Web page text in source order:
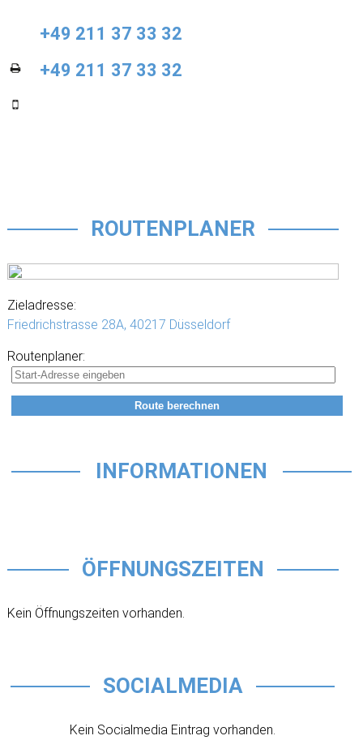
+49 211 37 33 32
+49 211 37 33 32
ROUTENPLANER
Zieladresse:
Friedrichstrasse 28A, 40217 Düsseldorf
Routenplaner:
INFORMATIONEN
ÖFFNUNGSZEITEN
Kein Öffnungszeiten vorhanden.
SOCIALMEDIA
Kein Socialmedia Eintrag vorhanden.